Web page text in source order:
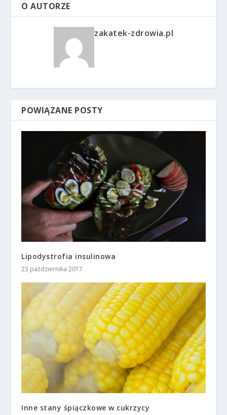
O AUTORZE
zakatek-zdrowia.pl
POWIĄZANE POSTY
Lipodystrofia insulinowa
23 października 2017
Inne stany śpiączkowe w cukrzycy